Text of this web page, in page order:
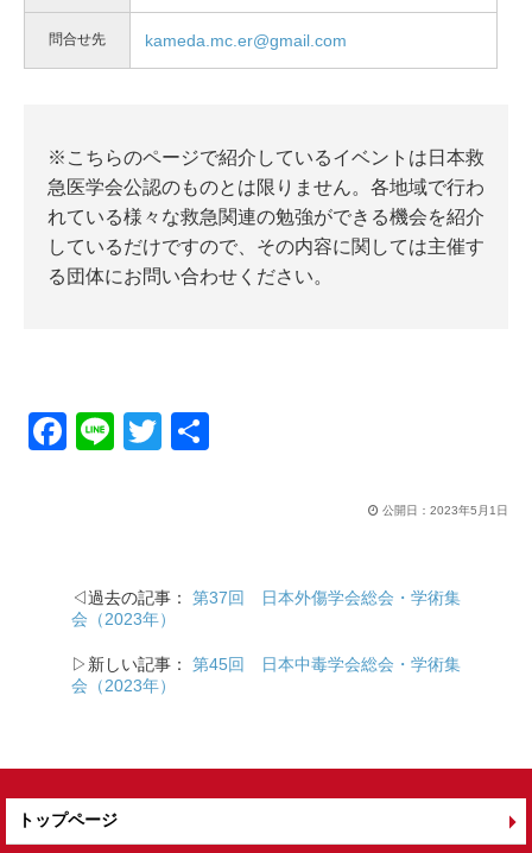
問合せ先 kameda.mc.er@gmail.com
※こちらのページで紹介しているイベントは日本救
急医学会公認のものとは限りません。各地域で行わ
れている様々な救急関連の勉強ができる機会を紹介
しているだけですので、その内容に関しては主催す
る団体にお問い合わせください。
F
b
o
o
k
Li
T
公開日： 2023年5月1日
◁過去の記事： 第37回 日本外傷学会総会・学術集
会（2023年）
▷新しい記事： 第45回 日本中毒学会総会・学術集
会（2023年）
トップページ